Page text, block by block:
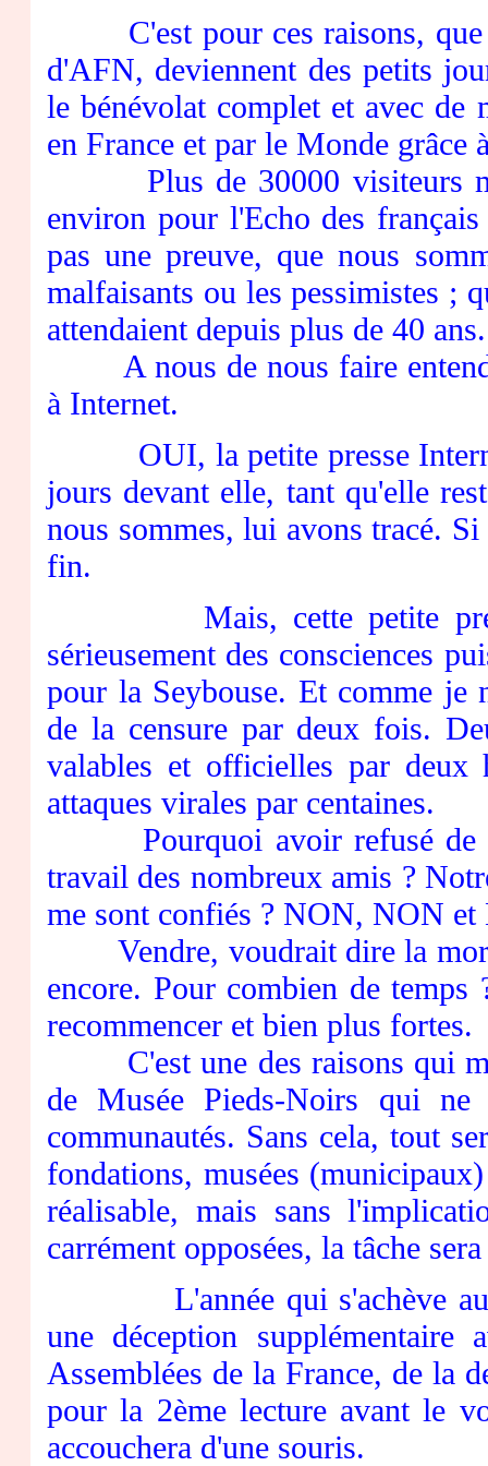
C'est pour ces raisons, que
d'AFN, deviennent des petits
le bénévolat complet et avec de
en France et par le Monde grâce
Plus de 30000 visiteurs
environ pour l'Echo des
pas une preuve, que nous
malfaisants ou les pessimistes ;
attendaient depuis plus de 40 ans.
A nous de nous faire
à Internet.
OUI, la petite presse
jours devant elle, tant qu'elle
nous sommes, lui avons tracé.
fin.
Mais, cette petite presse
sérieusement des consciences
pour la Seybouse. Et comme je
de la censure par deux fois.
valables et officielles par deux
attaques virales par centaines.
Pourquoi avoir refusé de
travail des nombreux amis ?
me sont confiés ? NON, NON
Vendre, voudrait dire la mort
encore. Pour combien de temps
recommencer et bien plus fortes.
C'est une des raisons qui
de Musée Pieds-Noirs qui
communautés. Sans cela, tout
fondations, musées
réalisable, mais sans
carrément opposées, la tâche
L'année qui s'achève aura
une déception
Assemblées de la France, de la
pour la 2ème lecture avant le
accouchera d'une souris.